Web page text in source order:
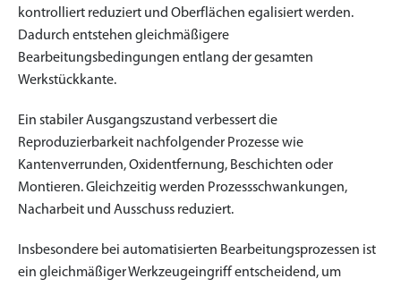
kontrolliert reduziert und Oberflächen egalisiert werden.
Dadurch entstehen gleichmäßigere
Bearbeitungsbedingungen entlang der gesamten
Werkstückkante.
Ein stabiler Ausgangszustand verbessert die
Reproduzierbarkeit nachfolgender Prozesse wie
Kantenverrunden, Oxidentfernung, Beschichten oder
Montieren. Gleichzeitig werden Prozessschwankungen,
Nacharbeit und Ausschuss reduziert.
Insbesondere bei automatisierten Bearbeitungsprozessen ist
ein gleichmäßiger Werkzeugeingriff entscheidend, um